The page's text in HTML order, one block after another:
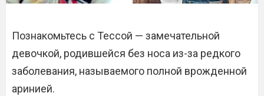
Познакомьтесь с Тессой — замечательной
девочкой, родившейся без носа из-за редкого
заболевания, называемого полной врожденной
аринией.